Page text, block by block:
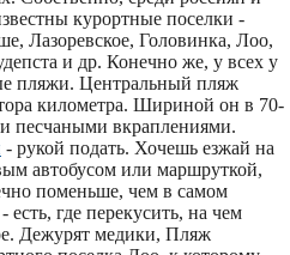
курортные поселки -
Лазоревское, Головинка, Лоо,
и др. Конечно же, у всех у
пляжи. Центральный пляж
километра. Шириной он в 70-
песчаными вкраплениями.
- рукой подать. Хочешь езжай на
автобусом или маршруткой,
поменьше, чем в самом
где перекусить, на чем
Дежурят медики, Пляж